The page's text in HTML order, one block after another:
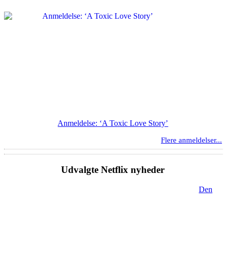
Anmeldelse: ‘A Toxic Love Story’
Flere anmeldelser...
Udvalgte Netflix nyheder
Den